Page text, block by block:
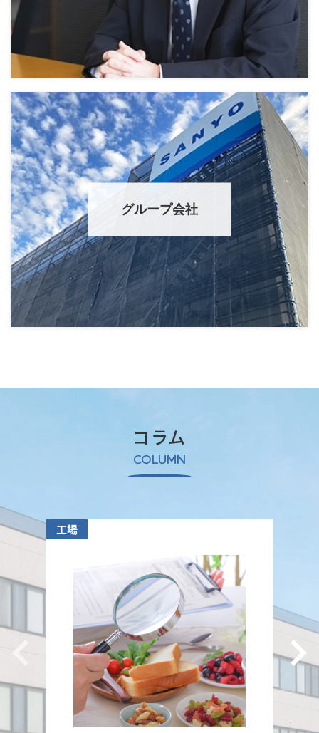
グループ会社
コラム
COLUMN
工場